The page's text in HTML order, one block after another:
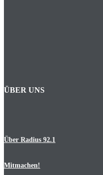
ÜBER UNS
Über Radius 92.1
Mitmachen!